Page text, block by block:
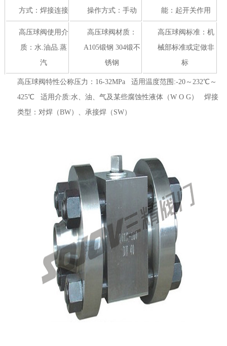
方式：焊接连接
操作方式：手动
能：起开关作用
高压球阀使用介
质：水.油品.蒸
汽
高压球阀材质：
A105锻钢 304锻不
锈钢
高压球阀标准：机
械部标准或定做非
标
高压球阀特性公称压力：16-32MPa 适用温度范围:-20～232℃～
425℃ 适用介质:水、油、气及某些腐蚀性液体（W O G） 焊接
类型：对焊（BW）、承接焊（SW）